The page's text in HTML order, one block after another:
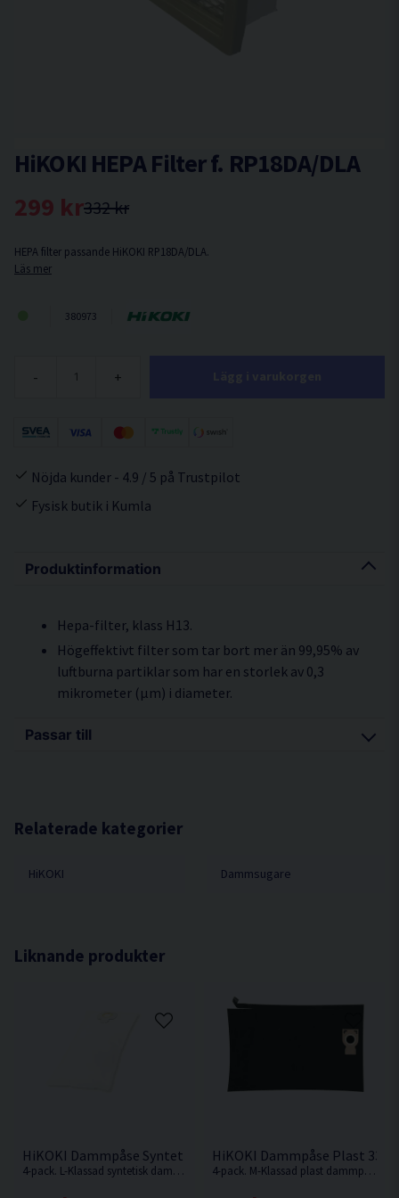
Produktinformation
Hepa-filter, klass H13.
Högeffektivt filter som tar bort mer än 99,95% av
luftburna partiklar som har en storlek av 0,3
mikrometer (µm) i diameter.
Passar till
Relaterade kategorier
HiKOKI Dammsugare
HiKOKI HEPA Filter f. RP18DA/DLA
332 kr
299 kr
HEPA filter passande HiKOKI RP18DA/DLA.
Läs mer
380973
- +
Nöjda kunder - 4.9 / 5 på Trustpilot
Fysisk butik i Kumla
Liknande produkter
HiKOKI Dammpåse Syntet 16,5L M-Klass 4st
4-pack. L-Klassad syntetisk dammpåse.
HiKOKI Dammpåse Plast 33L
4-pack. M-Klassad plast dammpåse på 33L.